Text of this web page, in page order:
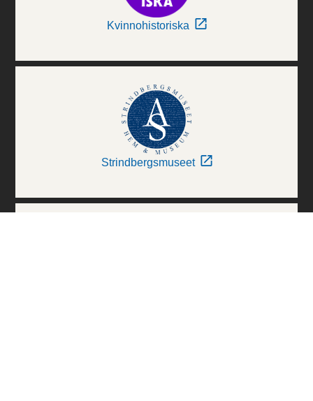
Kvinnohistoriska
Strindbergsmuseet